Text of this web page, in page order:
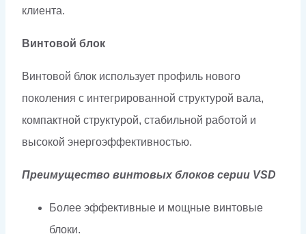
клиента.
Винтовой блок
Винтовой блок использует профиль нового
поколения с интегрированной структурой вала,
компактной структурой, стабильной работой и
высокой энергоэффективностью.
Преимущество винтовых блоков серии VSD
Более эффективные и мощные винтовые
блоки.